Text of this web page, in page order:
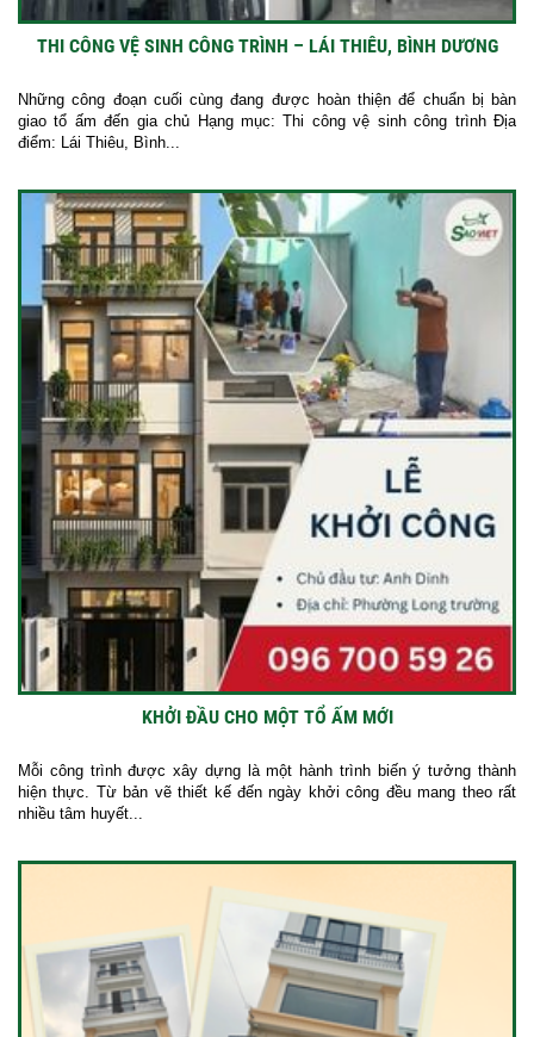
THI CÔNG VỆ SINH CÔNG TRÌNH – LÁI THIÊU, BÌNH DƯƠNG
Những công đoạn cuối cùng đang được hoàn thiện để chuẩn bị bàn
giao tổ ấm đến gia chủ Hạng mục: Thi công vệ sinh công trình Địa
điểm: Lái Thiêu, Bình...
KHỞI ĐẦU CHO MỘT TỔ ẤM MỚI
Mỗi công trình được xây dựng là một hành trình biến ý tưởng thành
hiện thực. Từ bản vẽ thiết kế đến ngày khởi công đều mang theo rất
nhiều tâm huyết...